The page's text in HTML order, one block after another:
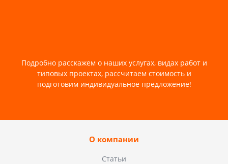
Подробно расскажем о наших услугах, видах работ и
типовых проектах, рассчитаем стоимость и
подготовим индивидуальное предложение!
О компании
Статьи